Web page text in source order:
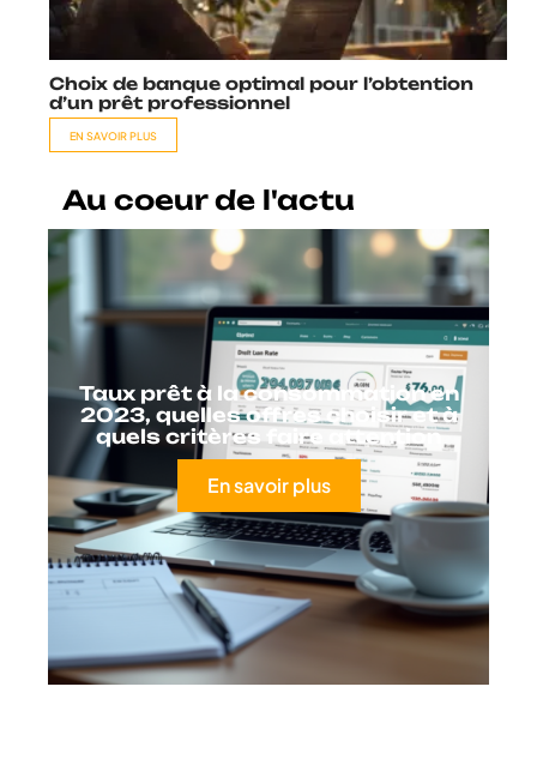
Choix de banque optimal pour l’obtention
d’un prêt professionnel
EN SAVOIR PLUS
Au coeur de l'actu
Taux prêt à la consommation en
2023, quelles offres choisir et à
quels critères faire attention
En savoir plus